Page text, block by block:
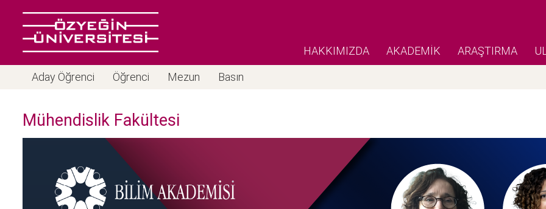
HAKKIMIZDA AKADEMİK ARAŞTIRMA
Aday Öğrenci Öğrenci Mezun Basın
Mühendislik Fakültesi